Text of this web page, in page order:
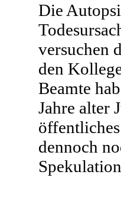
Die
versuchen
den
Beamte
Jahre alter
dennoch